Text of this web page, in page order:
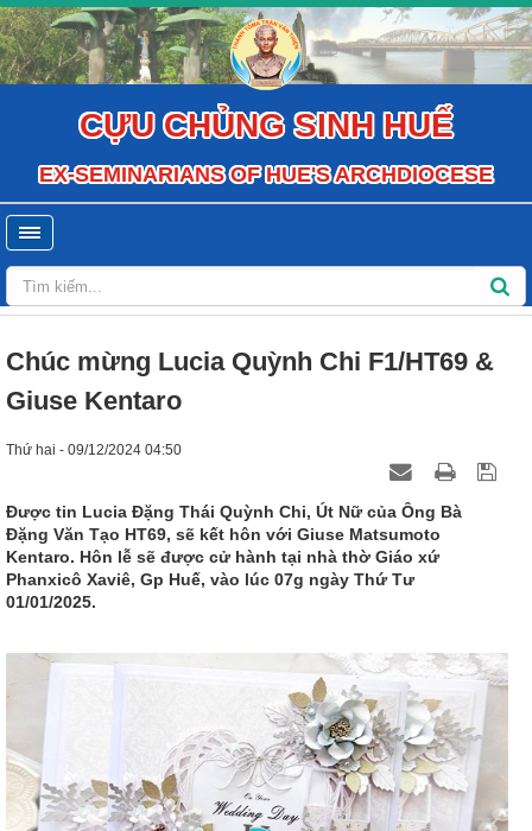
CỰU CHỦNG SINH HUẾ
EX-SEMINARIANS OF HUE'S ARCHDIOCESE
Chúc mừng Lucia Quỳnh Chi F1/HT69 &
Giuse Kentaro
Thứ hai - 09/12/2024 04:50
Được tin Lucia Đặng Thái Quỳnh Chi, Út Nữ của Ông Bà
Đặng Văn Tạo HT69, sẽ kết hôn với Giuse Matsumoto
Kentaro. Hôn lễ sẽ được cử hành tại nhà thờ Giáo xứ
Phanxicô Xaviê, Gp Huế, vào lúc 07g ngày Thứ Tư
01/01/2025.